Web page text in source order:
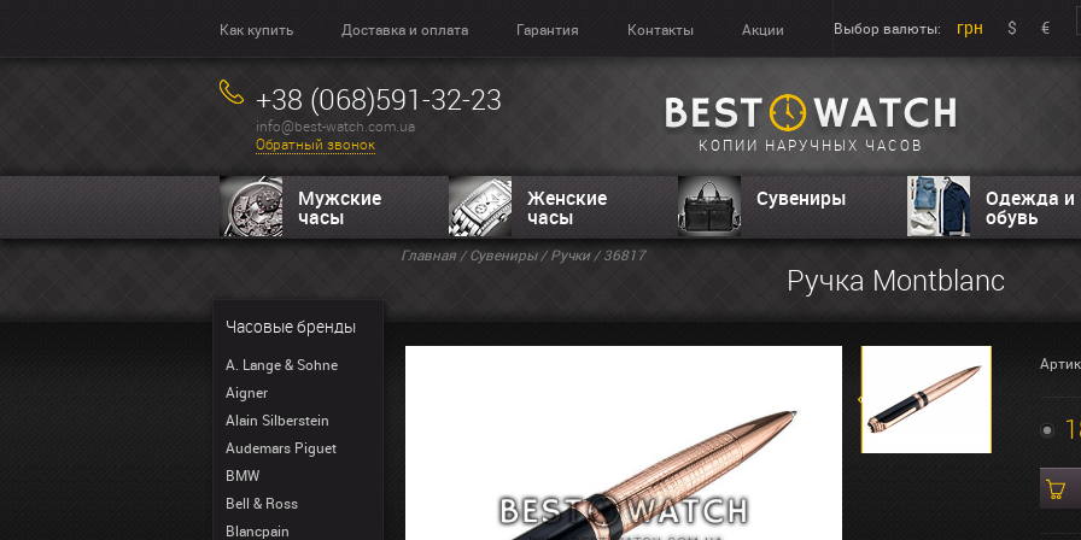
Как купить Доставка и оплата Гарантия Контакты Акции Выбор валюты: грн $ €
+38 (068)591-32-23
info@best-watch.com.ua
Обратный звонок
КОПИИ НАРУЧНЫХ ЧАСОВ
Мужские
часы
Женские
часы
Сувениры Одежда и
обувь
Часовые бренды
A. Lange & Sohne
Aigner
Alain Silberstein
Audemars Piguet
BMW
Bell & Ross
Blancpain
Главная/Сувениры/Ручки/ 36817
Ручка Montblanc